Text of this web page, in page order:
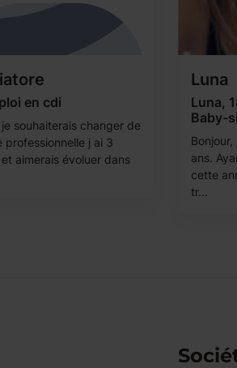
en cdi
je souhaiterais changer de
professionnelle j ai 3
aimerais évoluer dans
Luna
Luna,
Baby-
Bonjour,
ans.
cette
tr...